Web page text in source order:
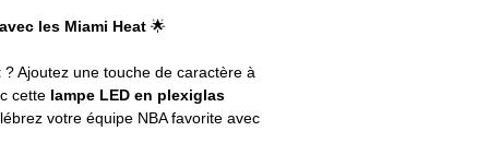
les Miami Heat 🌟
? Ajoutez une touche de caractère à
cette lampe LED en plexiglas
votre équipe NBA favorite avec